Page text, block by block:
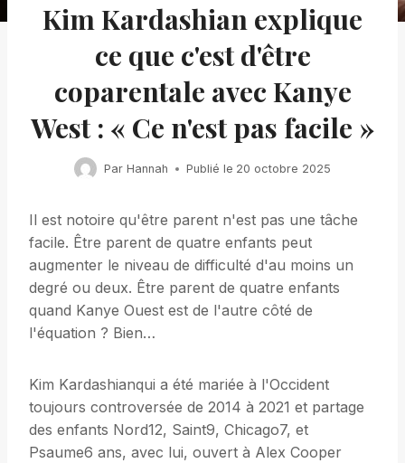
Kim Kardashian explique
ce que c'est d'être
coparentale avec Kanye
West : « Ce n'est pas facile »
Par Hannah Publié le 20 octobre 2025
Il est notoire qu'être parent n'est pas une tâche
facile. Être parent de quatre enfants peut
augmenter le niveau de difficulté d'au moins un
degré ou deux. Être parent de quatre enfants
quand Kanye Ouest est de l'autre côté de
l'équation ? Bien…
Kim Kardashianqui a été mariée à l'Occident
toujours controversée de 2014 à 2021 et partage
des enfants Nord12, Saint9, Chicago7, et
Psaume6 ans, avec lui, ouvert à Alex Cooper